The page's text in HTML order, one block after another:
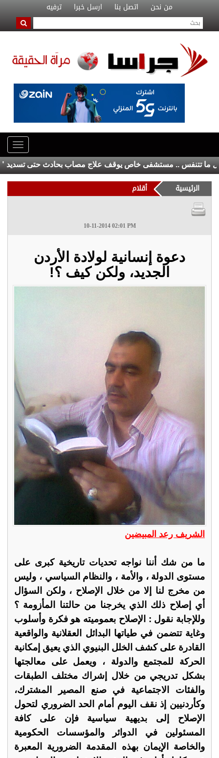
من نحن اتصل بنا ارسل خبرا ترفيه
.. مستشفى خاص يوقف علاج مصاب بحادث حتى تسديد "عربون"
الرئيسية أقلام
10-11-2014 02:01 PM
دعوة إنسانية لولادة الأردن
الجديد، ولكن كيف ؟!
الشريف رعد المبيضين
ما من شك أننا نواجه تحديات تاريخية كبرى على
مستوى الدولة ، والأمة ، والنظام السياسي ، وليس
من مخرج لنا إلا من خلال الإصلاح ، ولكن السؤال
أي إصلاح ذلك الذي يخرجنا من حالتنا المأزومة ؟
وللإجابة نقول : الإصلاح بعموميته هو فكرة وأسلوب
وغاية تتضمن في طياتها البدائل العقلانية والواقعية
القادرة على كشف الخلل البنيوي الذي يعيق إمكانية
الحركة للمجتمع والدولة ، ويعمل على معالجتها
بشكل تدريجي من خلال إشراك مختلف الطبقات
والفئات الاجتماعية في صنع المصير المشترك،
وكأردنيين إذ نقف اليوم أمام الحد الضروري لتحول
الإصلاح إلى بديهية سياسية فإن على كافة
المسئولين في الدوائر والمؤسسات الحكومية
والخاصة الإيمان بهذه المقدمة الضرورية المعبرة